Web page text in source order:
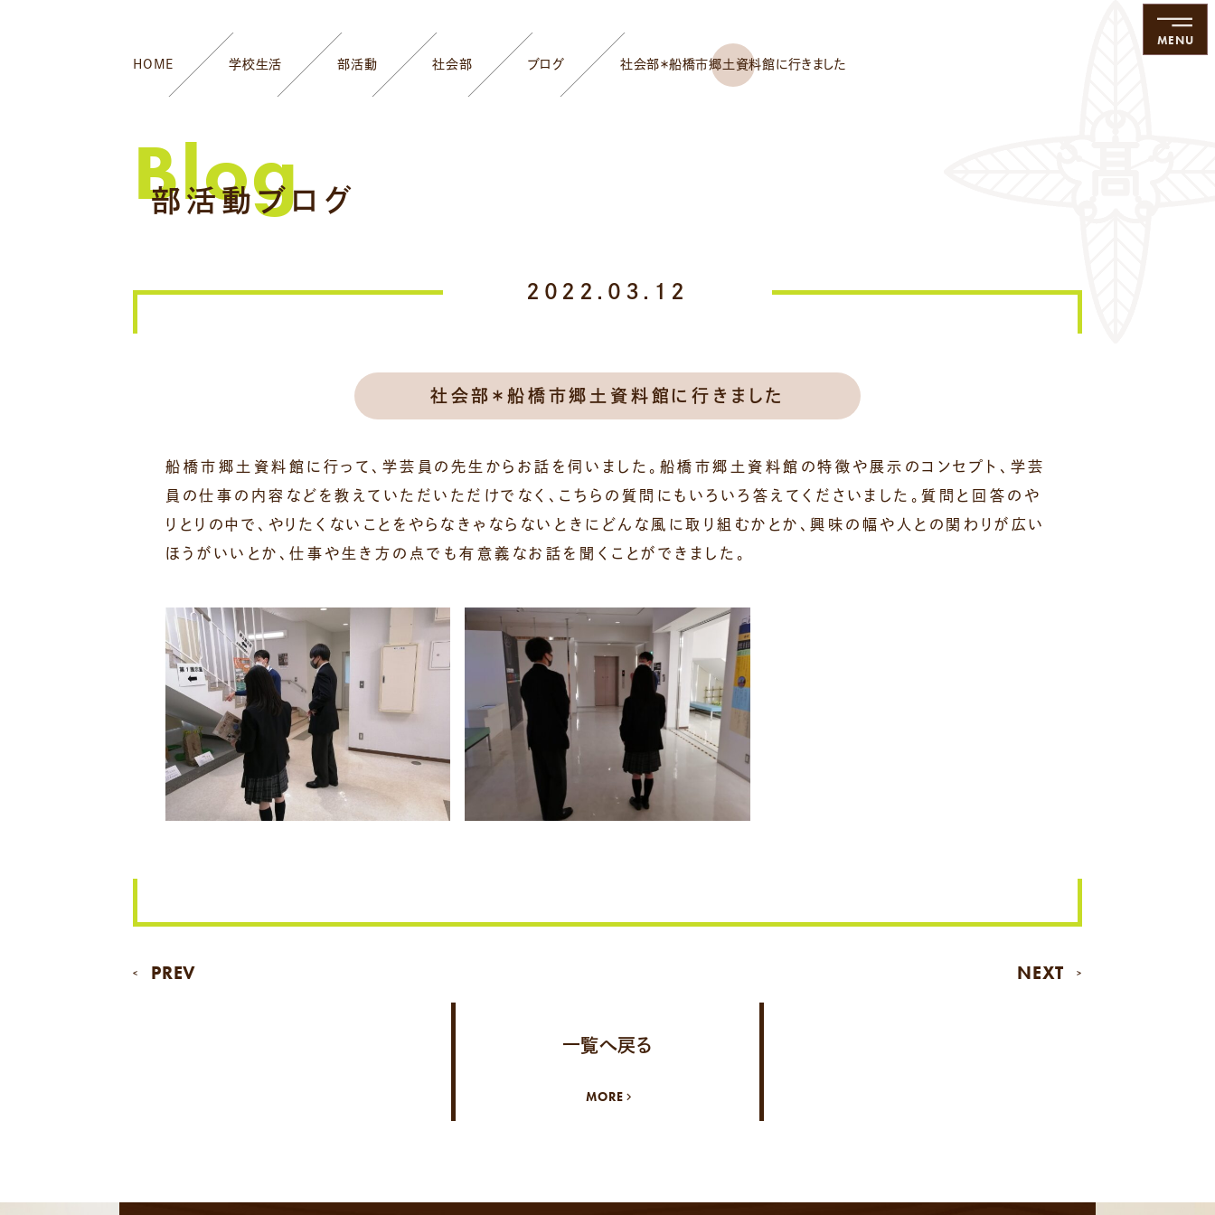
MENU
HOME 学校生活 部活動 社会部 ブログ 社会部＊船橋市郷土資料館に行きました
部活動ブログ
Blog
2022.03.12
社会部＊船橋市郷土資料館に行きました
船橋市郷土資料館に行って、学芸員の先生からお話を伺いました。船橋市郷土資料館の特徴や展示のコンセプト、学芸
員の仕事の内容などを教えていただいただけでなく、こちらの質問にもいろいろ答えてくださいました。質問と回答のや
りとりの中で、やりたくないことをやらなきゃならないときにどんな風に取り組むかとか、興味の幅や人との関わりが広い
ほうがいいとか、仕事や生き方の点でも有意義なお話を聞くことができました。
< PREV NEXT >
一覧へ戻る
MORE